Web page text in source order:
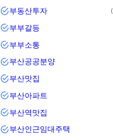
부동산투자
부부갈등
부부소통
부산공공분양
부산맛집
부산아파트
부산역맛집
부산인근임대주택